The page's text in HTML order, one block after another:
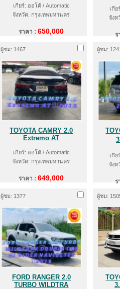
เกียร์: ออโต้ / Automatic
จังหวัด: กรุงเทพมหานคร
ราคา :650,000
เกี
จังห
ผู้ชม: 1467
TOYOTA​ CAMRY​ 2.0
Extremo AT
เกียร์: ออโต้ / Automatic
จังหวัด: กรุงเทพมหานคร
ราคา :649,000
ผู้ชม:
เกี
จังห
ผู้ชม: 1377
FORD RANGER 2.0
TURBO WILDTRA
ผู้ชม: